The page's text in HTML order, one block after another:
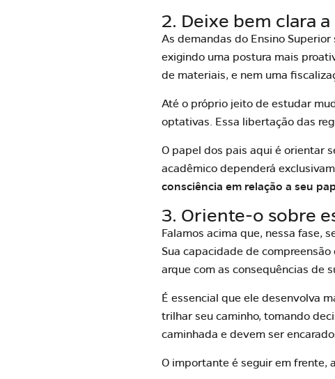
2. Deixe bem clara
As demandas do Ensino
exigindo uma postura mais
de materiais, e nem uma
Até o próprio jeito de estudar
optativas. Essa libertação das
O papel dos pais aqui é orientar
acadêmico dependerá
consciência em relação a seu
3. Oriente-o sobre
Falamos acima que, nessa fase,
Sua capacidade de
arque com as consequências de
É essencial que ele desenvolva
trilhar seu caminho, tomando
caminhada e devem ser
O importante é seguir em frente,